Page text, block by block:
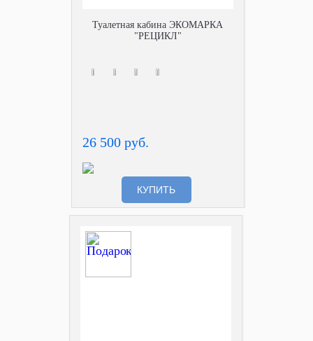
Туалетная кабина ЭКОМАРКА
"РЕЦИКЛ"
26 500 руб.
КУПИТЬ